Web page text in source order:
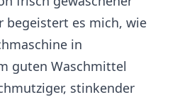
begeistert es mich, wie
in
guten Waschmittel
stinkender